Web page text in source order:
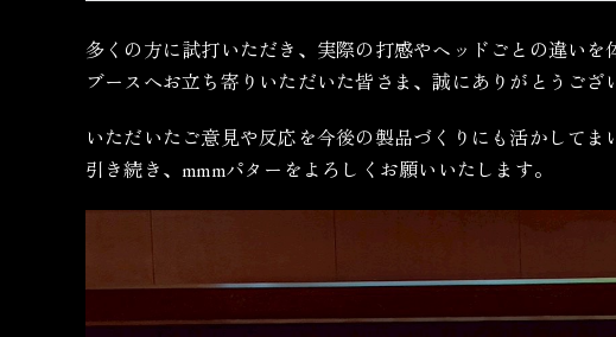
多くの方に試打いただき、実際の打感やヘッドごとの違いを
ブースへお立ち寄りいただいた皆さま、誠にありがとうござ
いただいたご意見や反応を今後の製品づくりにも活かしてま
引き続き、mmmパターをよろしくお願いいたします。